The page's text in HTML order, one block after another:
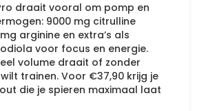
draait vooral om pomp en
9000 mg citrulline
arginine en extra’s als
voor focus en energie.
volume draait of zonder
trainen. Voor €37,90 krijg je
die je spieren maximaal laat